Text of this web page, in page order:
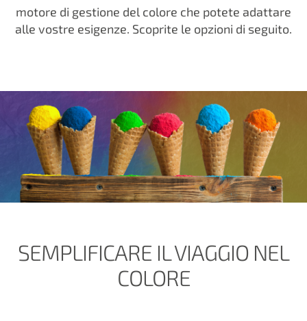
motore di gestione del colore che potete adattare
alle vostre esigenze. Scoprite le opzioni di seguito.
SEMPLIFICARE IL VIAGGIO NEL
COLORE